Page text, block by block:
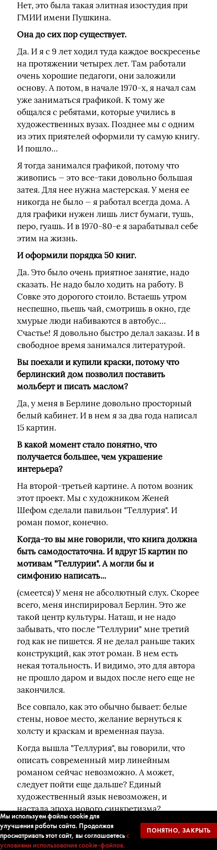
Нет, это была такая элитная изостудия при
ГМИИ имени Пушкина.
Она до сих пор существует.
Да. И я с 9 лет ходил туда каждое воскресенье
на протяжении четырех лет. Там работали
очень хорошие педагоги, они заложили
основу. А потом, в начале 1970-х, я начал сам
уже заниматься графикой. К тому же
общался с ребятами, которые учились в
художественных вузах. Позднее мы с одним
из этих приятелей оформили ту самую книгу.
И пошло…
Я тогда занимался графикой, потому что
живопись — это все-таки довольно большая
затея. Для нее нужна мастерская. У меня ее
никогда не было — я работал всегда дома. А
для графики нужен лишь лист бумаги, тушь,
перо, гуашь. И в 1970-80-е я зарабатывал себе
этим на жизнь.
И оформили порядка 50 книг.
Да. Это было очень приятное занятие, надо
сказать. Не надо было ходить на работу. В
Совке это дорогого стоило. Встаешь утром
неспешно, пьешь чай, смотришь в окно, где
хмурые люди набиваются в автобус…
Счастье! Я довольно быстро делал заказы. И в
свободное время занимался литературой.
Вы поехали и купили краски, потому что
берлинский дом позволил поставить
мольберт и писать маслом?
Да, у меня в Берлине довольно просторный
белый кабинет. И в нем я за два года написал
15 картин.
В какой момент стало понятно, что
получается большее, чем украшение
интерьера?
На второй-третьей картине. А потом возник
этот проект. Мы с художником Женей
Шефом сделали павильон "Теллурия". И
роман помог, конечно.
Когда-то вы мне говорили, что книга должна
быть самодостаточна. И вдруг 15 картин по
мотивам "Теллурии". А могли бы и
симфонию написать...
(смеется) У меня не абсолютный слух. Скорее
всего, меня инспирировал Берлин. Это же
такой центр культуры. Наташ, и не надо
забывать, что после "Теллурии" мне третий
год как не пишется. Я не делал раньше таких
конструкций, как этот роман. В нем есть
некая тотальность. И видимо, это для автора
не прошло даром и выдох после него еще не
закончился.
Все совпало, как это обычно бывает: белые
стены, новое место, желание вернуться к
холсту и краскам и временная пауза.
Когда вышла "Теллурия", вы говорили, что
описать современный мир линейным
романом сейчас невозможно. А может,
следует пойти еще дальше? Единый
художественный язык невозможен, и
настала эпоха нового синкретизма?
Gesamtkunstwerk? А это ведь уже случилось.
Если взять современное искусство, то
Мы используем файлы cookie для
улучшения работы сайта. Продолжая
просматривать этот сайт, вы соглашаетесьс
условиями использования cookie-файлов.
ПОНЯТНО, ЗАКРЫТЬ